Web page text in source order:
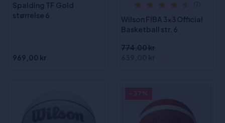
Spalding TF Gold
størrelse 6
969,00 kr
Wilson FIBA 3x3 Official
Basketball str. 6
774,00 kr
639,00 kr